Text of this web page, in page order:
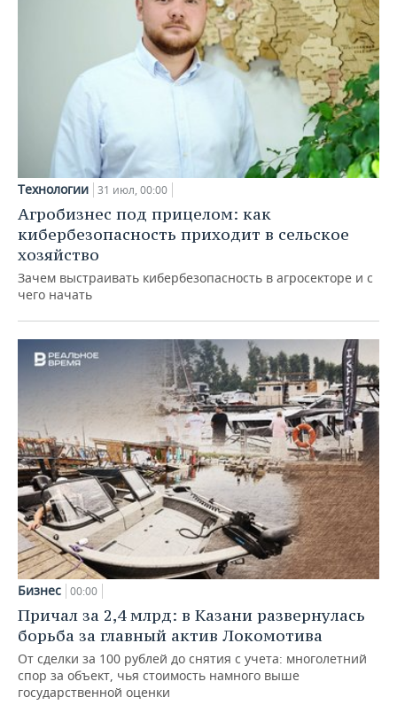
Технологии 31 июл, 00:00
Агробизнес под прицелом: как
кибербезопасность приходит в сельское
хозяйство
Зачем выстраивать кибербезопасность в агросекторе и с
чего начать
Бизнес 00:00
Причал за 2,4 млрд: в Казани развернулась
борьба за главный актив Локомотива
От сделки за 100 рублей до снятия с учета: многолетний
спор за объект, чья стоимость намного выше
государственной оценки